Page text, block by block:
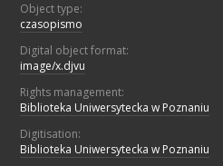
Object type:
czasopismo
Digital object format:
image/x.djvu
Rights management:
Biblioteka Uniwersytecka w Poznaniu
Digitisation:
Biblioteka Uniwersytecka w Poznaniu